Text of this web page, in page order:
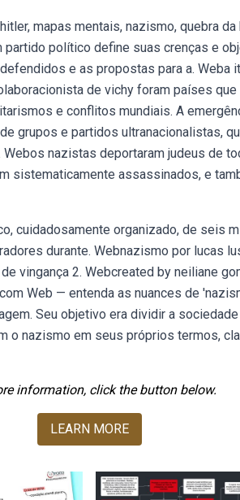
mapas mentais, nazismo, quebra
político define suas crenças e
e as propostas para a. Weba
de vichy foram países
e conflitos mundiais. A
grupos e partidos ultranacionalistas,
nazistas deportaram judeus de
sistematicamente assassinados, e
cuidadosamente organizado, de seis
durante. Webnazismo por lucas
vingança 2. Webcreated by neiliane
Web — entenda as nuances de
Seu objetivo era dividir a
o nazismo em seus próprios termos,
information, click the button below.
LEARN MORE